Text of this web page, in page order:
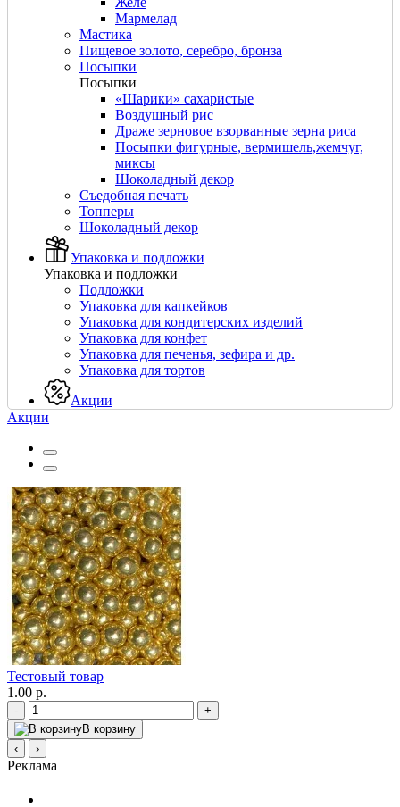
Мармелад
Мастика
Пищевое золото, серебро, бронза
Посыпки
Посыпки
«Шарики» сахаристые
Воздушный рис
Драже зерновое взорванные зерна риса
Посыпки фигурные, вермишель,жемчуг,
миксы
Шоколадный декор
Съедобная печать
Топперы
Шоколадный декор
Упаковка и подложки
Упаковка и подложки
Подложки
Упаковка для капкейков
Упаковка для кондитерских изделий
Упаковка для конфет
Упаковка для печенья, зефира и др.
Упаковка для тортов
Акции
Акции
Тестовый товар
1.00 р.
-
+
В корзину
‹
›
Реклама